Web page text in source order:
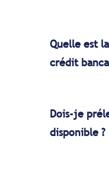
Quelle est
crédit
Dois-je
disponible ?